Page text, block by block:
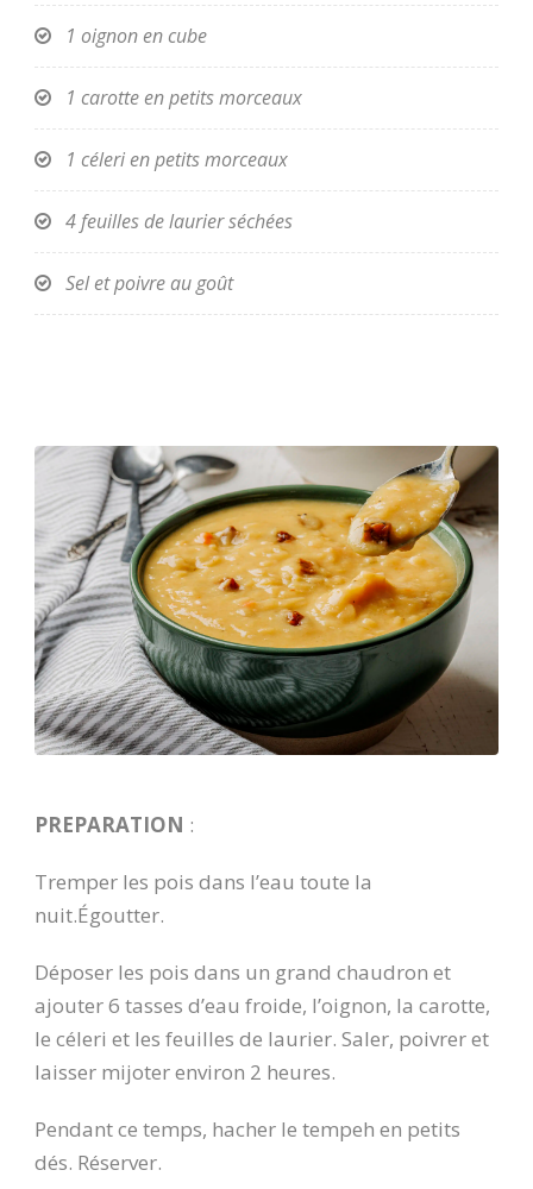
1 oignon en cube
1 carotte en petits morceaux
1 céleri en petits morceaux
4 feuilles de laurier séchées
Sel et poivre au goût
PREPARATION :
Tremper les pois dans l’eau toute la
nuit.Égoutter.
Déposer les pois dans un grand chaudron et
ajouter 6 tasses d’eau froide, l’oignon, la carotte,
le céleri et les feuilles de laurier. Saler, poivrer et
laisser mijoter environ 2 heures.
Pendant ce temps, hacher le tempeh en petits
dés. Réserver.